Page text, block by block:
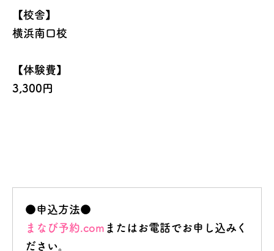
【校舎】
横浜南口校
【体験費】
3,300円
●申込方法●
まなび予約.com またはお電話でお申し込みく
ださい。